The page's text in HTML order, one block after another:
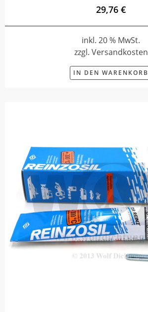
29,76 €
inkl. 20 % MwSt.
zzgl. Versandkosten
IN DEN WARENKORB